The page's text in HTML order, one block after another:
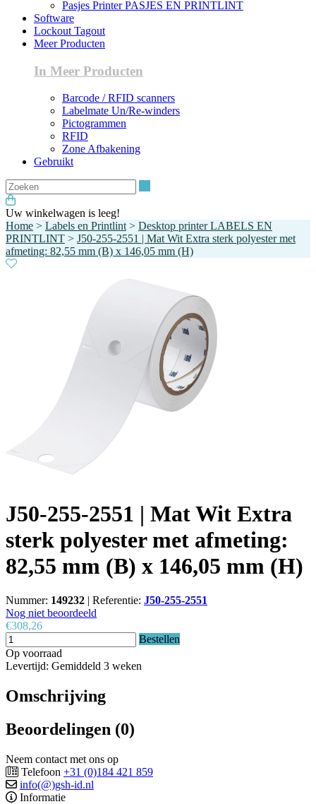
Pasjes Printer PASJES EN PRINTLINT
Software
Lockout Tagout
Meer Producten
In Meer Producten
Barcode / RFID scanners
Labelmate Un/Re-winders
Pictogrammen
RFID
Zone Afbakening
Gebruikt
Uw winkelwagen is leeg!
Home > Labels en Printlint > Desktop printer LABELS EN
PRINTLINT > J50-255-2551 | Mat Wit Extra sterk polyester met
afmeting: 82,55 mm (B) x 146,05 mm (H)
J50-255-2551 | Mat Wit Extra
sterk polyester met afmeting:
82,55 mm (B) x 146,05 mm (H)
Nummer: 149232 | Referentie: J50-255-2551
Nog niet beoordeeld
€308,26
Bestellen
Op voorraad
Levertijd: Gemiddeld 3 weken
Omschrijving
Beoordelingen (0)
Neem contact met ons op
Telefoon +31 (0)184 421 859
info(@)gsh-id.nl
Informatie